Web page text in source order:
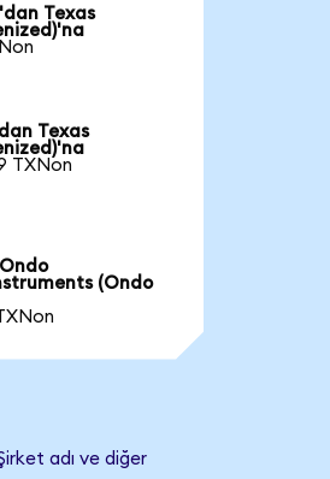
Texas
Texas
TXNon
(Ondo
adı ve diğer